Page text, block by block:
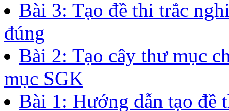
Bài 3: Tạo đề thi trắc
đúng
Bài 2: Tạo cây thư mục
mục SGK
Bài 1: Hướng dẫn tạo đề